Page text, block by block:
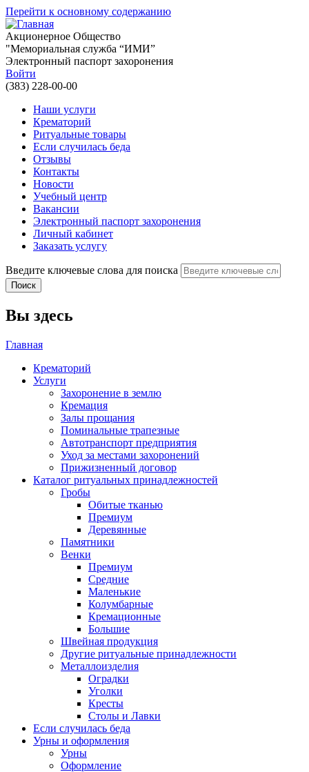
Перейти к основному содержанию
Акционерное Общество
"Мемориальная служба “ИМИ”
Электронный паспорт захоронения
Войти
(383) 228-00-00
Наши услуги
Крематорий
Ритуальные товары
Если случилась беда
Отзывы
Контакты
Новости
Учебный центр
Вакансии
Электронный паспорт захоронения
Личный кабинет
Заказать услугу
Введите ключевые слова для поиска
Вы здесь
Главная
Крематорий
Услуги
Захоронение в землю
Кремация
Залы прощания
Поминальные трапезные
Автотранспорт предприятия
Уход за местами захоронений
Прижизненный договор
Каталог ритуальных принадлежностей
Гробы
Обитые тканью
Премиум
Деревянные
Памятники
Венки
Премиум
Средние
Маленькие
Колумбарные
Кремационные
Большие
Швейная продукция
Другие ритуальные принадлежности
Металлоизделия
Оградки
Уголки
Кресты
Столы и Лавки
Если случилась беда
Урны и оформления
Урны
Оформление